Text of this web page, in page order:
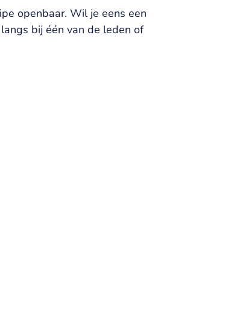
openbaar. Wil je eens een
bij één van de leden of